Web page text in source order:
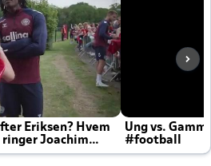
Eriksen? Hvem
Joachim
Ung vs.
#football